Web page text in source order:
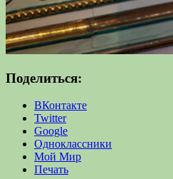
Поделиться:
ВКонтакте
Twitter
Google
Одноклассники
Мой Мир
Печать